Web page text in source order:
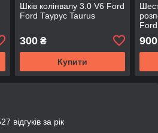
Шків колінвалу 3.0 V6 Ford
Ford Таурус Taurus
300₴
Купити
900
відгуків за рік